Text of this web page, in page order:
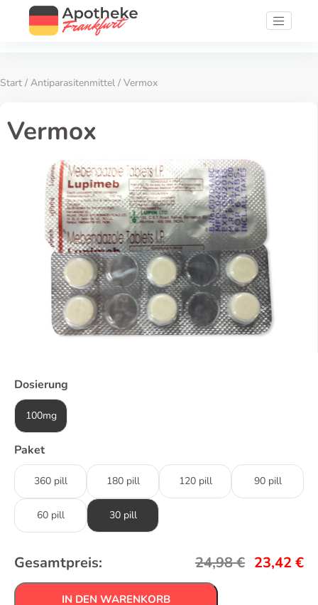
Start / Antiparasitenmittel / Vermox
Vermox
Dosierung
100mg
Paket
360 pill 180 pill 120 pill 90 pill
60 pill 30 pill
Gesamtpreis: 24,98€ 23,42 €
IN DEN WARENKORB